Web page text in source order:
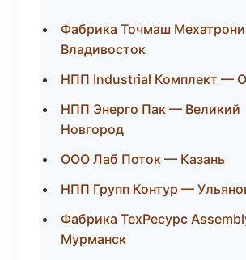
Фабрика Точмаш
Владивосток
НПП Industrial Комплект —
НПП Энерго Пак — Великий
Новгород
ООО Лаб Поток — Казань
НПП Групп Контур —
Фабрика ТехРесурс
Мурманск